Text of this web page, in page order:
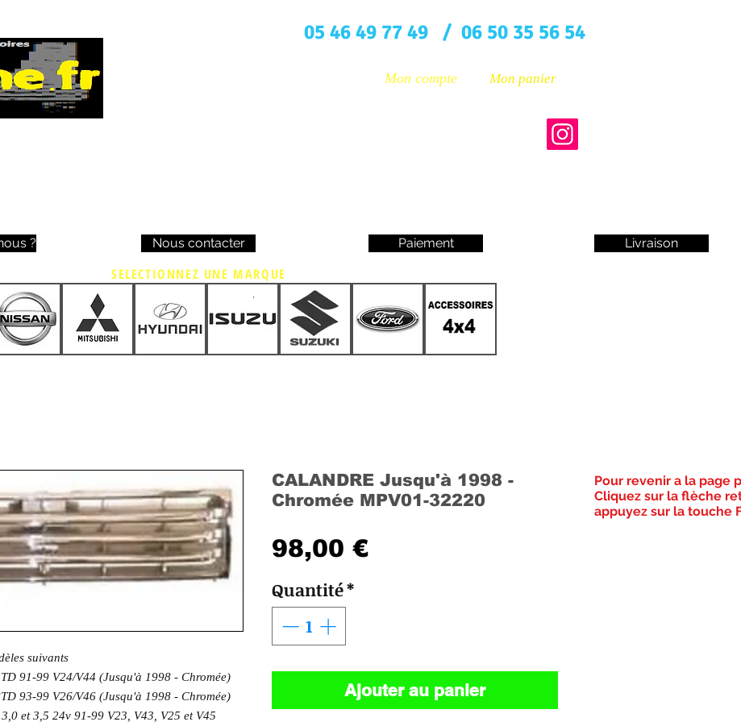
05 46 49 77 49 / 06 50 35 56 54
Mon compte Mon panier
? Nous contacter Paiement Livraison
SELECTIONNEZ UNE MARQUE
suivants
91-99 V24/V44 (Jusqu'à 1998 - Chromée)
93-99 V26/V46 (Jusqu'à 1998 - Chromée)
et 3,5 24v 91-99 V23, V43, V25 et V45
CALANDRE Jusqu'à 1998 -
Chromée MPV01-32220
98,00 €Prix
Quantité*
Ajouter au panier
Pour revenir a la page
Cliquez sur la flèche
appuyez sur la touche